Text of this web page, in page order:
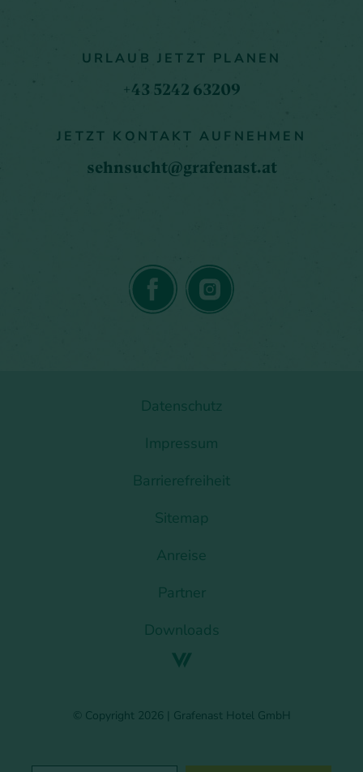
URLAUB JETZT PLANEN
+43 5242 63209
JETZT KONTAKT AUFNEHMEN
sehnsucht@grafenast.at
© Copyright 2026 | Grafenast Hotel GmbH
Datenschutz
Impressum
Barrierefreiheit
Sitemap
Anreise
Partner
Downloads